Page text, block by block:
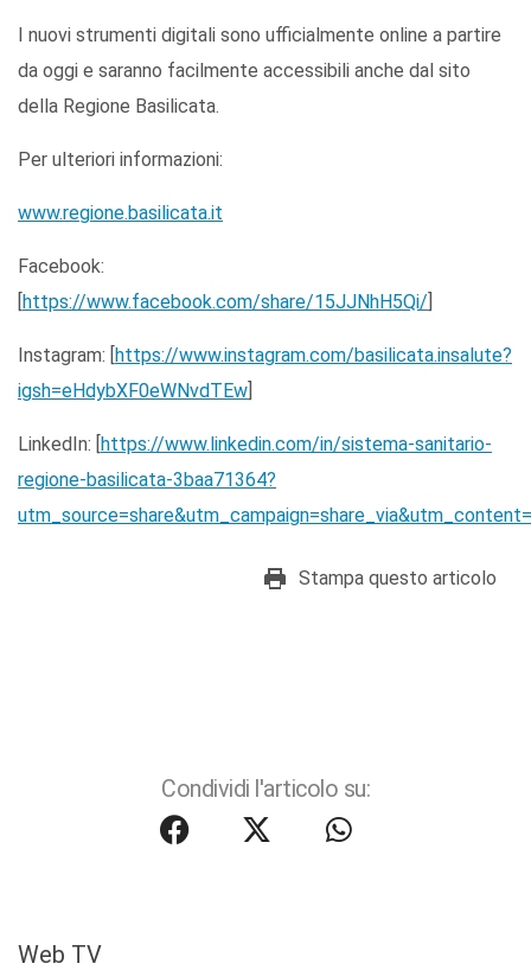
I nuovi strumenti digitali sono ufficialmente online a partire
da oggi e saranno facilmente accessibili anche dal sito
della Regione Basilicata.
Per ulteriori informazioni:
www.regione.basilicata.it
Facebook:
[https://www.facebook.com/share/15JJNhH5Qi/]
Instagram: [https://www.instagram.com/basilicata.insalute?
igsh=eHdybXF0eWNvdTEw]
LinkedIn: [https://www.linkedin.com/in/sistema-sanitario-
regione-basilicata-3baa71364?
Stampa questo articolo
Condividi l'articolo su:
Web TV